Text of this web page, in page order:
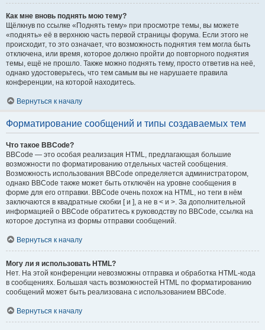
Как мне вновь поднять мою тему?
Щёлкнув по ссылке «Поднять тему» при просмотре темы, вы можете
«поднять» её в верхнюю часть первой страницы форума. Если этого не
происходит, то это означает, что возможность поднятия тем могла быть
отключена, или время, которое должно пройти до повторного поднятия
темы, ещё не прошло. Также можно поднять тему, просто ответив на неё,
однако удостоверьтесь, что тем самым вы не нарушаете правила
конференции, на которой находитесь.
Вернуться к началу
Форматирование сообщений и типы создаваемых тем
Что такое BBCode?
BBCode — это особая реализация HTML, предлагающая большие
возможности по форматированию отдельных частей сообщения.
Возможность использования BBCode определяется администратором,
однако BBCode также может быть отключён на уровне сообщения в
форме для его отправки. BBCode очень похож на HTML, но теги в нём
заключаются в квадратные скобки [ и ], а не в < и >. За дополнительной
информацией о BBCode обратитесь к руководству по BBCode, ссылка на
которое доступна из формы отправки сообщений.
Вернуться к началу
Могу ли я использовать HTML?
Нет. На этой конференции невозможны отправка и обработка HTML-кода
в сообщениях. Большая часть возможностей HTML по форматированию
сообщений может быть реализована с использованием BBCode.
Вернуться к началу